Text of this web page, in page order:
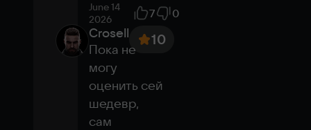
June 14
2026
7 0
Crosell 10
Пока не
могу
оценить сей
шедевр,
сам